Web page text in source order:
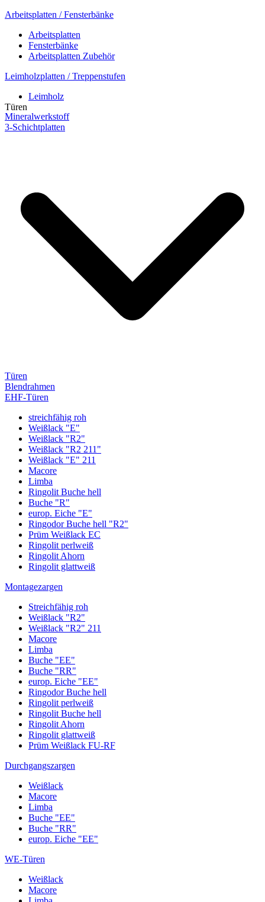
Arbeitsplatten / Fensterbänke
Arbeitsplatten
Fensterbänke
Arbeitsplatten Zubehör
Leimholzplatten / Treppenstufen
Leimholz
Mineralwerkstoff
3-Schichtplatten
Türen
Türen
Blendrahmen
EHF-Türen
streichfähig roh
Weißlack "E"
Weißlack "R2"
Weißlack "R2 211"
Weißlack "E" 211
Macore
Limba
Ringolit Buche hell
Buche "R"
europ. Eiche "E"
Ringodor Buche hell "R2"
Prüm Weißlack EC
Ringolit perlweiß
Ringolit Ahorn
Ringolit glattweiß
Montagezargen
Streichfähig roh
Weißlack "R2"
Weißlack "R2" 211
Macore
Limba
Buche "EE"
Buche "RR"
europ. Eiche "EE"
Ringodor Buche hell
Ringolit perlweiß
Ringolit Buche hell
Ringolit Ahorn
Ringolit glattweiß
Prüm Weißlack FU-RF
Durchgangszargen
Weißlack
Macore
Limba
Buche "EE"
Buche "RR"
europ. Eiche "EE"
WE-Türen
Weißlack
Macore